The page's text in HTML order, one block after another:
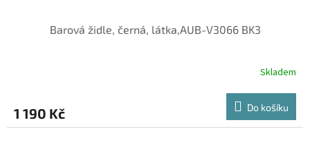
Barová židle, černá, látka,AUB-V3066 BK3
Skladem
1 190 Kč Do košíku